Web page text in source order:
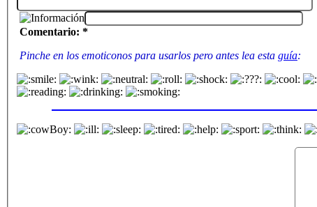
Comentario: *
Pinche en los emoticonos para usarlos pero antes lea esta guía: